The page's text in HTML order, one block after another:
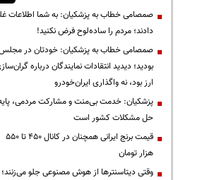
صمصامی خطاب به پزشکیان: به شما اطلاعات
دادند؛ مردم را ساده‌لوح فرض نکنید!
صمصامی خطاب به پزشکیان: خودتان در
بودید؛ دیدید انتقادات نمایندگان درباره
ارز بود، نه واگذاری ایران‌خودرو
پزشکیان: خدمت بی‌منت و مشارکت مردمی،
حل مشکلات کشور است
قیمت‌ برنج ایرانی همچنان در کانال ۴۵۰ تا ۵۵۰
هزار تومان
وقتی دیتاسنترها از هوش مصنوعی جلو می‌زنند؛